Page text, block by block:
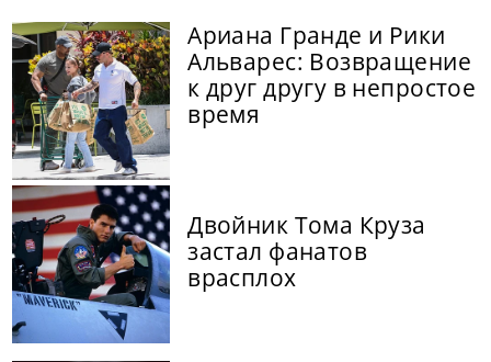
Ариана Гранде и Рики
Альварес: Возвращение
к друг другу в непростое
время
Двойник Тома Круза
застал фанатов
врасплох